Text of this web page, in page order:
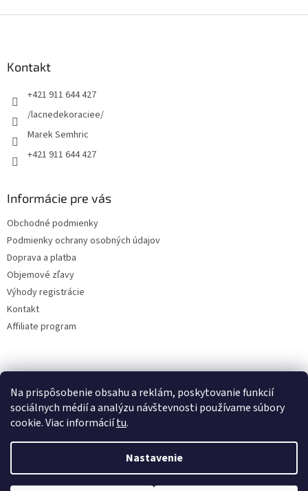
Na prispôsobenie obsahu a reklám, poskytovanie funkcií
sociálnych médií a analýzu návštevnosti používame súbory
cookie. Viac informáciítu.
Nastavenie
Kontakt
+421 911 644 427
/lacnedekoraciee/
Marek Semhric
+421 911 644 427
Informácie pre vás
Obchodné podmienky
Podmienky ochrany osobných údajov
Doprava a platba
Objemové zľavy
Výhody registrácie
Kontakt
Affiliate program